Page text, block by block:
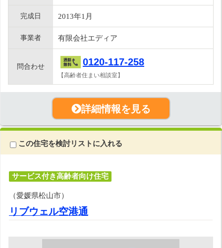
完成日 2013年1月
事業者 有限会社エディア
問合わせ 0120-117-258
【高齢者住まい相談室】
詳細情報を見る
この住宅を検討リストに入れる
サービス付き高齢者向け住宅
（愛媛県松山市）
リブウェル空港通